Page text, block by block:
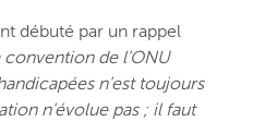
débuté par un rappel
convention de l’ONU
n’est toujours
n’évolue pas ; il faut